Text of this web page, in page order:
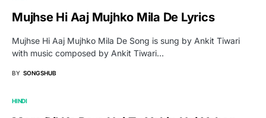
Mujhse Hi Aaj Mujhko Mila De Lyrics
Mujhse Hi Aaj Mujhko Mila De Song is sung by Ankit Tiwari
with music composed by Ankit Tiwari…
BY SONGSHUB
HINDI